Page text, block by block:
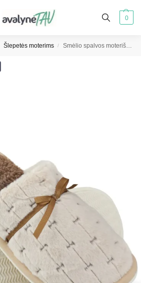
0
Šlepetės moterims / Smėlio spalvos moteriškos šlepetės